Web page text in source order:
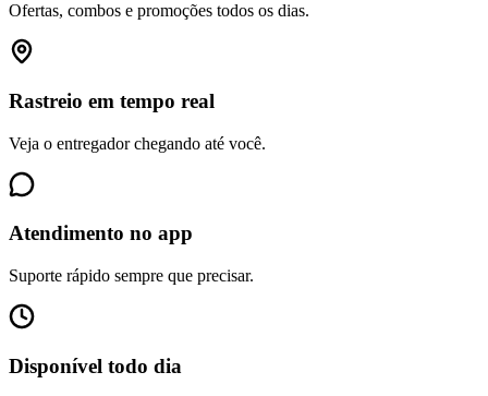
Ofertas, combos e promoções todos os dias.
Rastreio em tempo real
Veja o entregador chegando até você.
Atendimento no app
Suporte rápido sempre que precisar.
Disponível todo dia